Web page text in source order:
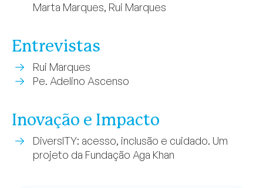
Marta Marques, Rui Marques
Entrevistas
Rui Marques
Pe. Adelino Ascenso
Inovação e Impacto
DiversITY: acesso, inclusão e cuidado. Um
projeto da Fundação Aga Khan